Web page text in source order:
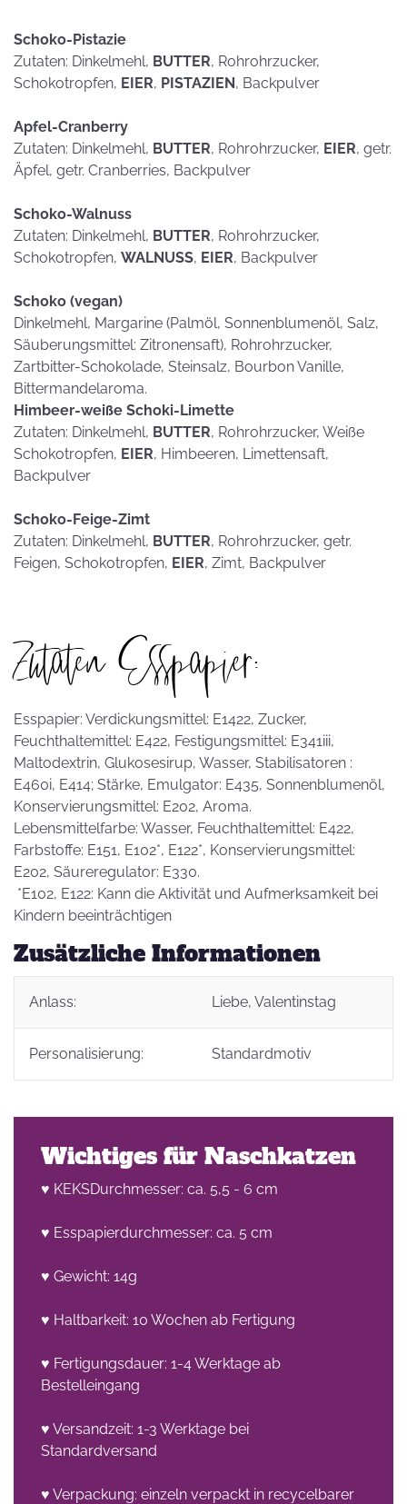
Schoko-Pistazie
Zutaten: Dinkelmehl, BUTTER, Rohrohrzucker,
Schokotropfen, EIER, PISTAZIEN, Backpulver
Apfel-Cranberry
Zutaten: Dinkelmehl, BUTTER, Rohrohrzucker, EIER, getr.
Äpfel, getr. Cranberries, Backpulver
Schoko-Walnuss
Zutaten: Dinkelmehl, BUTTER, Rohrohrzucker,
Schokotropfen, WALNUSS, EIER, Backpulver
Schoko (vegan)
Dinkelmehl, Margarine (Palmöl, Sonnenblumenöl, Salz,
Säuberungsmittel: Zitronensaft), Rohrohrzucker,
Zartbitter-Schokolade, Steinsalz, Bourbon Vanille,
Bittermandelaroma.
Himbeer-weiße Schoki-Limette
Zutaten: Dinkelmehl, BUTTER, Rohrohrzucker, Weiße
Schokotropfen, EIER, Himbeeren, Limettensaft,
Backpulver
Schoko-Feige-Zimt
Zutaten: Dinkelmehl, BUTTER, Rohrohrzucker, getr.
Feigen, Schokotropfen, EIER, Zimt, Backpulver
Zutaten Esspapier:
Esspapier: Verdickungsmittel: E1422, Zucker,
Feuchthaltemittel: E422, Festigungsmittel: E341iii,
Maltodextrin, Glukosesirup, Wasser, Stabilisatoren :
E460i, E414; Stärke, Emulgator: E435, Sonnenblumenöl,
Konservierungsmittel: E202, Aroma.
Lebensmittelfarbe: Wasser, Feuchthaltemittel: E422,
Farbstoffe: E151, E102*, E122*, Konservierungsmittel:
E202, Säureregulator: E330.
*E102, E122: Kann die Aktivität und Aufmerksamkeit bei
Kindern beeinträchtigen
Zusätzliche Informationen
Anlass: Liebe, Valentinstag
Personalisierung: Standardmotiv
Wichtiges für Naschkatzen
♥ KEKSDurchmesser: ca. 5,5 - 6 cm
♥ Esspapierdurchmesser: ca. 5 cm
♥ Gewicht: 14g
♥ Haltbarkeit: 10 Wochen ab Fertigung
♥ Fertigungsdauer: 1-4 Werktage ab
Bestelleingang
♥ Versandzeit: 1-3 Werktage bei
Standardversand
♥ Verpackung: einzeln verpackt in recycelbarer